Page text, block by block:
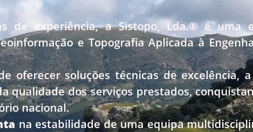
de experiência, a Sistopo, Lda.® é uma
e Topografia Aplicada à
oferecer soluções técnicas de excelência,
qualidade dos serviços prestados,
nacional.
na estabilidade de uma equipa